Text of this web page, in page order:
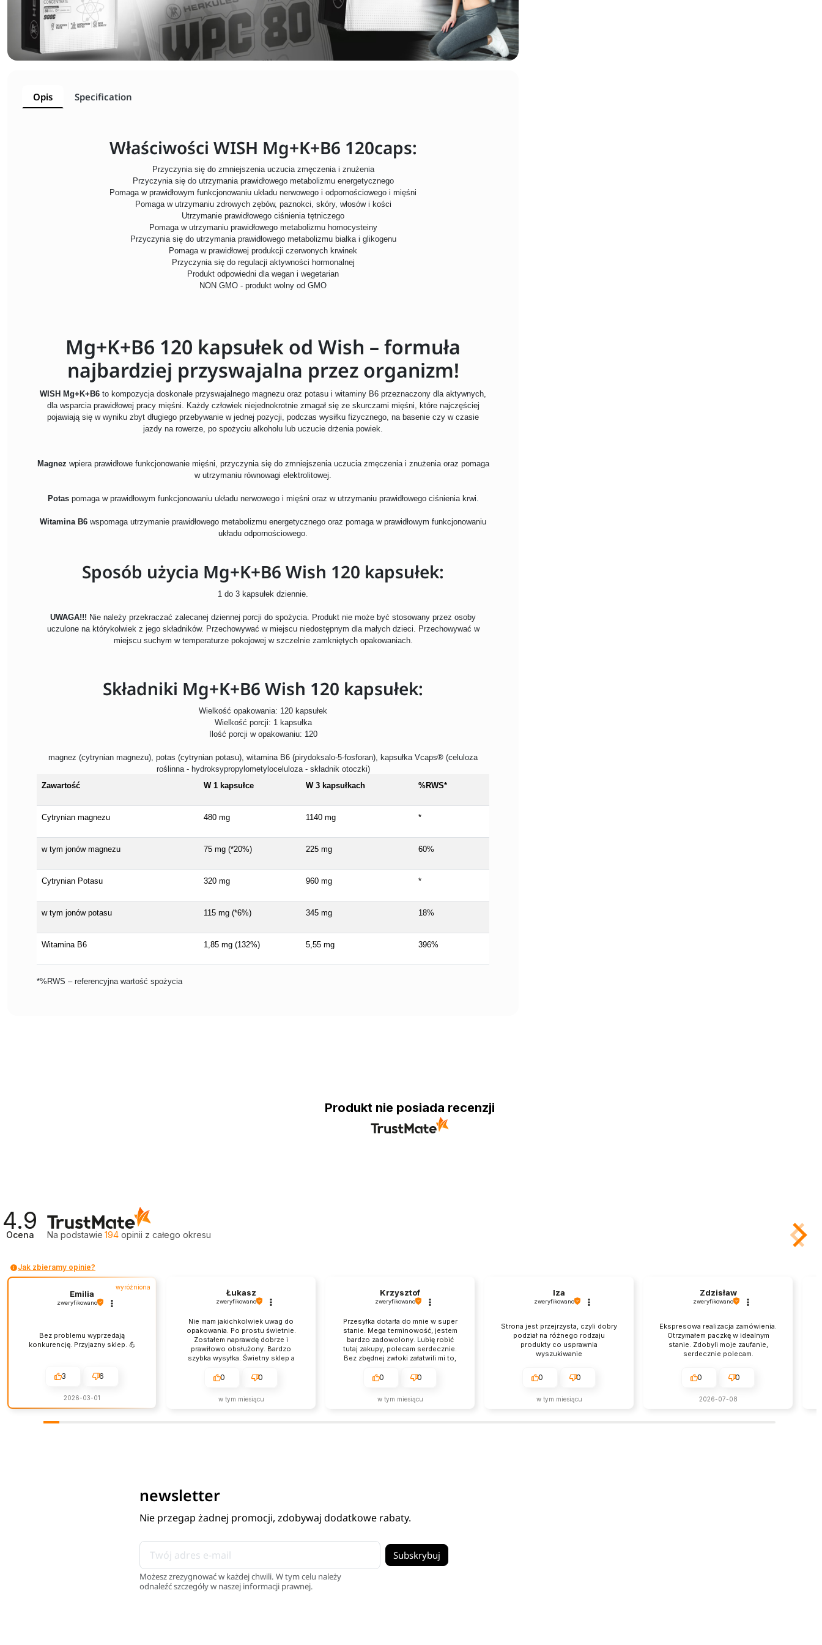
Opis Specification
Właściwości WISH Mg+K+B6 120caps:
Przyczynia się do zmniejszenia uczucia zmęczenia i znużenia
Przyczynia się do utrzymania prawidłowego metabolizmu energetycznego
Pomaga w prawidłowym funkcjonowaniu układu nerwowego i odpornościowego i mięśni
Pomaga w utrzymaniu zdrowych zębów, paznokci, skóry, włosów i kości
Utrzymanie prawidłowego ciśnienia tętniczego
Pomaga w utrzymaniu prawidłowego metabolizmu homocysteiny
Przyczynia się do utrzymania prawidłowego metabolizmu białka i glikogenu
Pomaga w prawidłowej produkcji czerwonych krwinek
Przyczynia się do regulacji aktywności hormonalnej
Produkt odpowiedni dla wegan i wegetarian
NON GMO - produkt wolny od GMO
Mg+K+B6 120 kapsułek od Wish – formuła
najbardziej przyswajalna przez organizm!
WISH Mg+K+B6 to kompozycja doskonale przyswajalnego magnezu oraz potasu i witaminy B6 przeznaczony dla aktywnych,
dla wsparcia prawidłowej pracy mięśni. Każdy człowiek niejednokrotnie zmagał się ze skurczami mięśni, które najczęściej
pojawiają się w wyniku zbyt długiego przebywanie w jednej pozycji, podczas wysiłku fizycznego, na basenie czy w czasie
jazdy na rowerze, po spożyciu alkoholu lub uczucie drżenia powiek.
Magnez wpiera prawidłowe funkcjonowanie mięśni, przyczynia się do zmniejszenia uczucia zmęczenia i znużenia oraz pomaga
w utrzymaniu równowagi elektrolitowej.
Potas pomaga w prawidłowym funkcjonowaniu układu nerwowego i mięśni oraz w utrzymaniu prawidłowego ciśnienia krwi.
Witamina B6 wspomaga utrzymanie prawidłowego metabolizmu energetycznego oraz pomaga w prawidłowym funkcjonowaniu
układu odpornościowego.
Sposób użycia Mg+K+B6 Wish 120 kapsułek:
1 do 3 kapsułek dziennie.
UWAGA!!! Nie należy przekraczać zalecanej dziennej porcji do spożycia. Produkt nie może być stosowany przez osoby
uczulone na którykolwiek z jego składników. Przechowywać w miejscu niedostępnym dla małych dzieci. Przechowywać w
miejscu suchym w temperaturze pokojowej w szczelnie zamkniętych opakowaniach.
Składniki Mg+K+B6 Wish 120 kapsułek:
Wielkość opakowania: 120 kapsułek
Wielkość porcji: 1 kapsułka
Ilość porcji w opakowaniu: 120
magnez (cytrynian magnezu), potas (cytrynian potasu), witamina B6 (pirydoksalo-5-fosforan), kapsułka Vcaps® (celuloza
roślinna - hydroksypropylometyloceluloza - składnik otoczki)
Zawartość
W 1 kapsułce W 3 kapsułkach %RWS*
Cytrynian magnezu 480 mg 1140 mg *
w tym jonów magnezu 75 mg (*20%) 225 mg 60%
Cytrynian Potasu 320 mg 960 mg *
w tym jonów potasu 115 mg (*6%) 345 mg 18%
Witamina B6 1,85 mg (132%) 5,55 mg 396%
*%RWS – referencyjna wartość spożycia
Produkt nie posiada recenzji
4.9
Ocena Na podstawie 194 opinii z całego okresu
Jak zbieramy opinie?
wyróżniona
Emilia
zweryfikowano
Bez problemu wyprzedają
konkurencję. Przyjazny sklep. 💪
3 6
2026-03-01
Łukasz
zweryfikowano
Nie mam jakichkolwiek uwag do
opakowania. Po prostu świetnie.
Zostałem naprawdę dobrze i
prawiłowo obsłużony. Bardzo
szybka wysyłka. Świetny sklep a
poziomie.
0 0
w tym miesiącu
Krzysztof
zweryfikowano
Przesyłka dotarła do mnie w super
stanie. Mega terminowość, jestem
bardzo zadowolony. Lubię robić
tutaj zakupy, polecam serdecznie.
Bez zbędnej zwłoki załatwili mi to,
0 0
w tym miesiącu
Iza
zweryfikowano
Strona jest przejrzysta, czyli dobry
podział na różnego rodzaju
produkty co usprawnia
wyszukiwanie
0 0
w tym miesiącu
Zdzisław
zweryfikowano
Ekspresowa realizacja zamówienia.
Otrzymałem paczkę w idealnym
stanie. Zdobyli moje zaufanie,
serdecznie polecam.
0 0
2026-07-08
newsletter
Nie przegap żadnej promocji, zdobywaj dodatkowe rabaty.
Możesz zrezygnować w każdej chwili. W tym celu należy
odnaleźć szczegóły w naszej informacji prawnej.